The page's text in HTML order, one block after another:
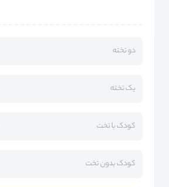
دو تخته
یک تخته
کودک با تخت
کودک بدون تخت